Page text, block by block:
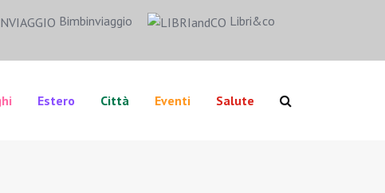
Bimbinviaggio
Libri&co
Estero Città Eventi Salute